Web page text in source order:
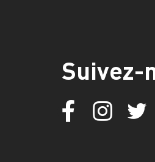
Suivez-